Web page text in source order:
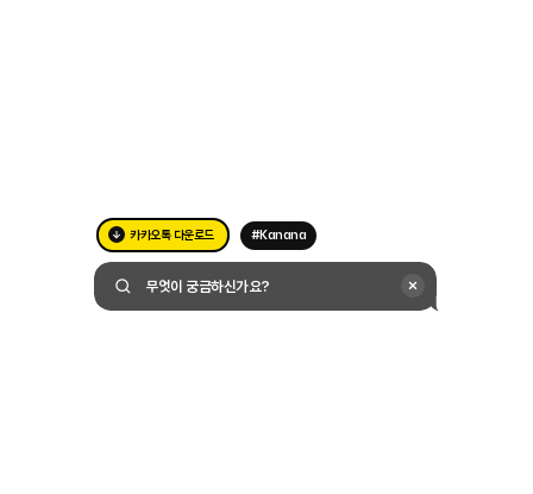
카카오톡 다운로드 #Kanana